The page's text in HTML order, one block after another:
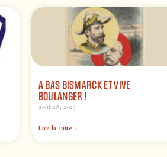
A BAS BISMARCK ET VIVE
BOULANGER !
août 28, 2023
Lire la suite »